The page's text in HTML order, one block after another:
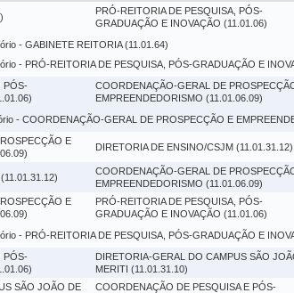
PRÓ-REITORIA DE PESQUISA, PÓS-
GRADUAÇÃO E INOVAÇÃO (11.01.06)
- GABINETE REITORIA (11.01.64)
- PRÓ-REITORIA DE PESQUISA, PÓS-GRADUAÇÃO E
PÓS-
COORDENAÇÃO-GERAL DE
EMPREENDEDORISMO (11.01.06.09)
- COORDENAÇÃO-GERAL DE PROSPECÇÃO E
E
DIRETORIA DE ENSINO/CSJM (11.01.31.12)
COORDENAÇÃO-GERAL DE
EMPREENDEDORISMO (11.01.06.09)
E
PRÓ-REITORIA DE PESQUISA, PÓS-
GRADUAÇÃO E INOVAÇÃO (11.01.06)
- PRÓ-REITORIA DE PESQUISA, PÓS-GRADUAÇÃO E
PÓS-
DIRETORIA-GERAL DO CAMPUS SÃO
MERITI (11.01.31.10)
SÃO JOÃO DE
COORDENAÇÃO DE PESQUISA E PÓS-